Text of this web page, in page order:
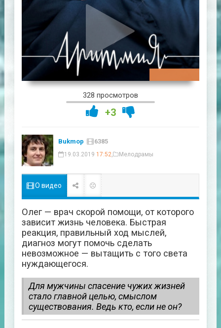
328 просмотров
+3
Bukmop 6385
19.03.2019 17:52 Мелодрамы
О видео
Олег — врач скорой помощи, от которого
зависит жизнь человека. Быстрая
реакция, правильный ход мыслей,
диагноз могут помочь сделать
невозможное — вытащить с того света
нуждающегося.
Для мужчины спасение чужих жизней
стало главной целью, смыслом
существования. Ведь кто, если не он?